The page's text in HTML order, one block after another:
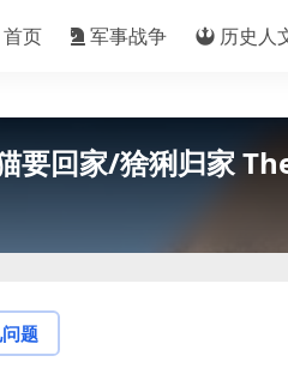
首页 军事战争 历史人
要回家/猞猁归家
题